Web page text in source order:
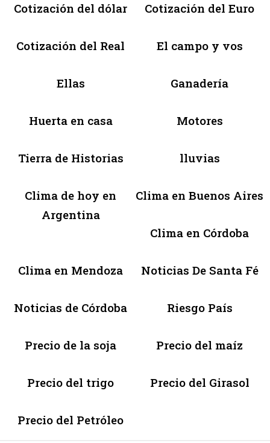
Cotización del dólar Cotización del Euro
Cotización del Real El campo y vos
Ellas Ganadería
Huerta en casa Motores
Tierra de Historias lluvias
Clima de hoy en
Argentina
Clima en Buenos Aires
Clima en Córdoba
Clima en Mendoza Noticias De Santa Fé
Noticias de Córdoba Riesgo País
Precio de la soja Precio del maíz
Precio del trigo Precio del Girasol
Precio del Petróleo